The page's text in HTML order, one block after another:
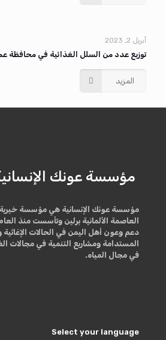
أبريل 2, 2023
توزيع عدد من السلل الغذائية في محافظة
المزيد
مؤسسة عونك
‏مؤسسة عونك الإنسانية هي مؤسسة خيرية
دعم وعون أهل اليمن في الحالات الإغاثية
المستدامة ومشاريع التنمية في مجالات
في مجال المياه.
Select your language